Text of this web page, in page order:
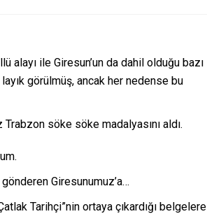
alayı ile Giresun’un da dahil olduğu bazı
görülmüş, ancak her nedense bu
söke söke madalyasını aldı.
Giresunumuz’a…
Tarihçi”nin ortaya çıkardığı belgelere